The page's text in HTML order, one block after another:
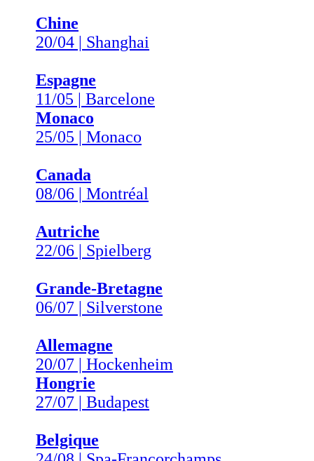
Chine
20/04 | Shanghai
Espagne
11/05 | Barcelone
Monaco
25/05 | Monaco
Canada
08/06 | Montréal
Autriche
22/06 | Spielberg
Grande-Bretagne
06/07 | Silverstone
Allemagne
20/07 | Hockenheim
Hongrie
27/07 | Budapest
Belgique